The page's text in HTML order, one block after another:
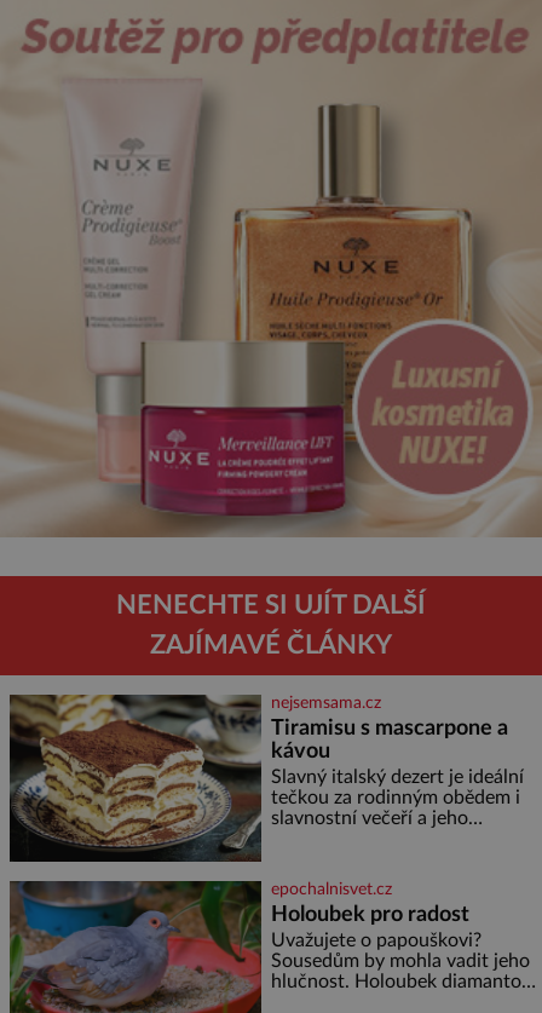
NENECHTE SI UJÍT DALŠÍ
ZAJÍMAVÉ ČLÁNKY
nejsemsama.cz
Tiramisu s mascarpone a
kávou
Slavný italský dezert je ideální
tečkou za rodinným obědem i
slavnostní večeří a jeho
osoby: 250 g mascarpone 3
vejce 80 g cukru 200 g
cukrářských piškotů 250 ml
silné kávy 2 lžíce amaretta
kakao na posypání Postup:
Oddělte žloutky od bílků.
epochalnisvet.cz
Holoubek pro radost
Uvažujete o papouškovi?
Sousedům by mohla vadit jeho
hlučnost. Holoubek diamantový